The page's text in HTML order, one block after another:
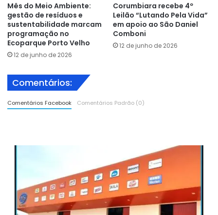
Mês do Meio Ambiente:
gestão de resíduos e
sustentabilidade marcam
programação no
Ecoparque Porto Velho
12 de junho de 2026
Corumbiara recebe 4º
Leilão “Lutando Pela Vida”
em apoio ao São Daniel
Comboni
12 de junho de 2026
Comentários:
Comentários Facebook Comentários Padrão (0)